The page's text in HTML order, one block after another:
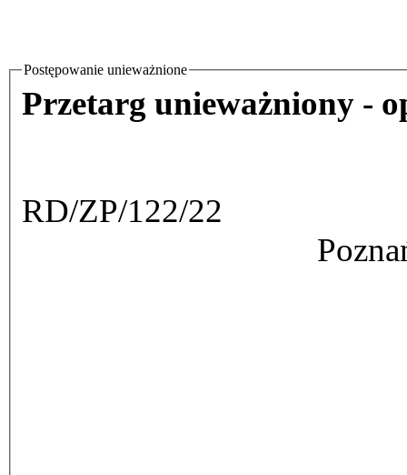
Postępowanie unieważnione
Przetarg unieważniony -
RD/ZP/122/22